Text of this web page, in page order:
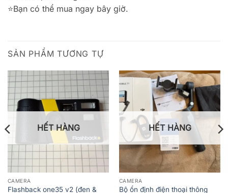
⭐️Bạn có thể mua ngay bây giờ.
SẢN PHẨM TƯƠNG TỰ
HẾT HÀNG
CAMERA
Flashback one35 v2 (đen &
HẾT HÀNG
CAMERA
Bộ ổn định điện thoại thông